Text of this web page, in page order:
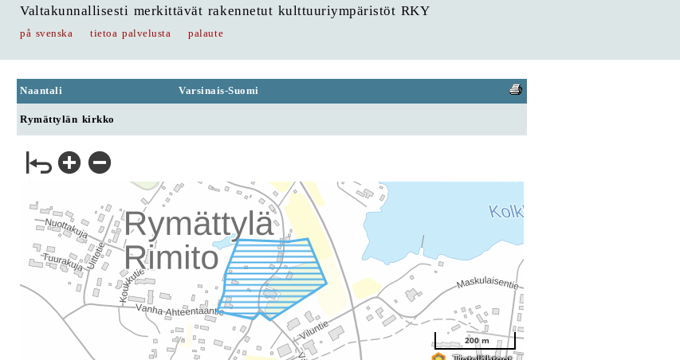
Valtakunnallisesti merkittävät rakennetut kulttuuriympäristöt RKY
på svenska tietoa palvelusta palaute
Naantali Varsinais-Suomi
Rymättylän kirkko